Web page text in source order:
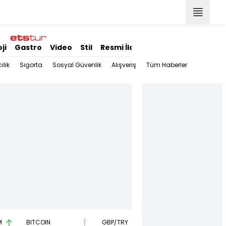
Gastro Video Stil Resmi İlanlar
Sigorta Sosyal Güvenlik Alışveriş Tüm Haberler
BITCOIN GBP/TRY